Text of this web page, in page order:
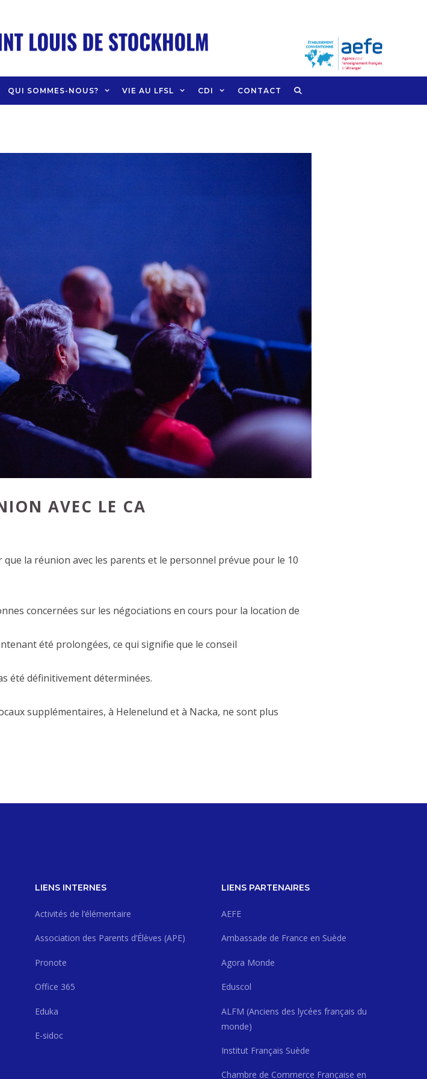
QUI SOMMES-NOUS? VIE AU LFSL CDI CONTACT
AVEC LE CA
la réunion avec les parents et le personnel prévue pour le 10
concernées sur les négociations en cours pour la location de
été prolongées, ce qui signifie que le conseil
été définitivement déterminées.
supplémentaires, à Helenelund et à Nacka, ne sont plus
LIENS INTERNES
Activités de l’élémentaire
Association des Parents d’Élèves (APE)
Pronote
Office 365
Eduka
E-sidoc
LIENS PARTENAIRES
AEFE
Ambassade de France en Suède
Agora Monde
Eduscol
ALFM (Anciens des lycées français du
monde)
Institut Français Suède
Chambre de Commerce Française en